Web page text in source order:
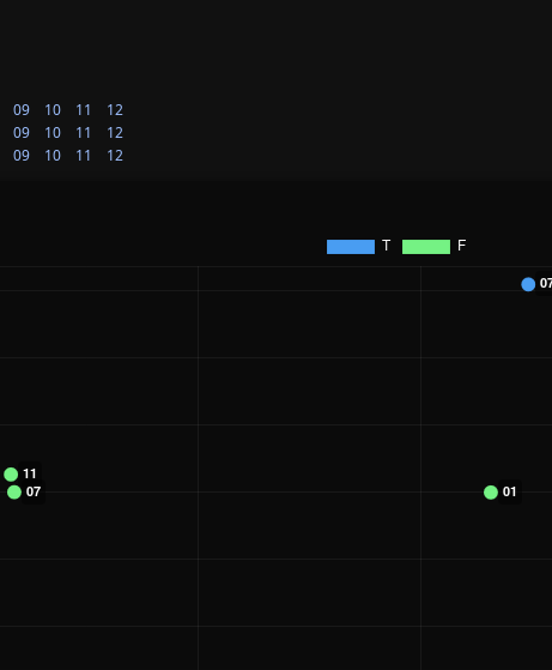
09 10 11 12
09 10 11 12
09 10 11 12